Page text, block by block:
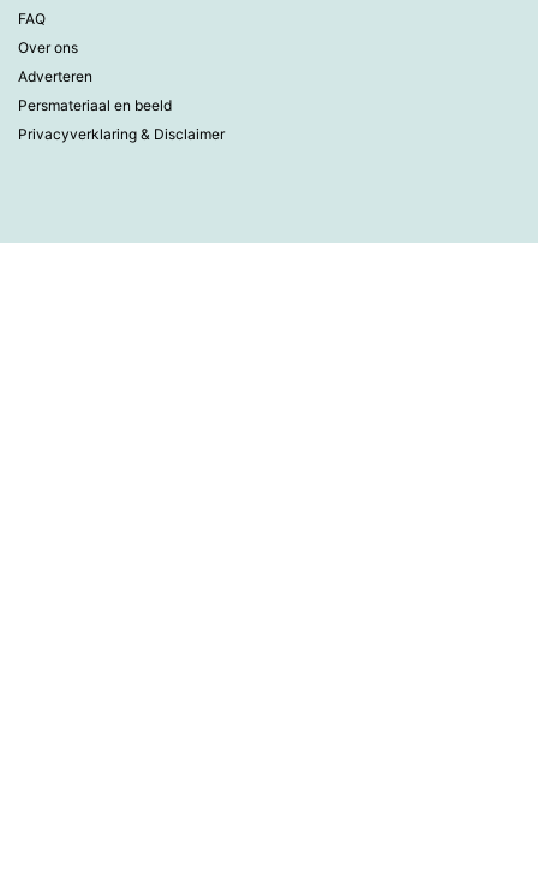
FAQ
Over ons
Adverteren
Persmateriaal en beeld
Privacyverklaring & Disclaimer